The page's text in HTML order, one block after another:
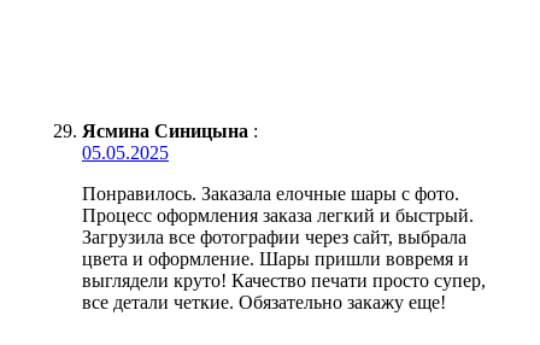
Ясмина Синицына :
05.05.2025
Понравилось. Заказала елочные шары с фото.
Процесс оформления заказа легкий и быстрый.
Загрузила все фотографии через сайт, выбрала
цвета и оформление. Шары пришли вовремя и
выглядели круто! Качество печати просто супер,
все детали четкие. Обязательно закажу еще!